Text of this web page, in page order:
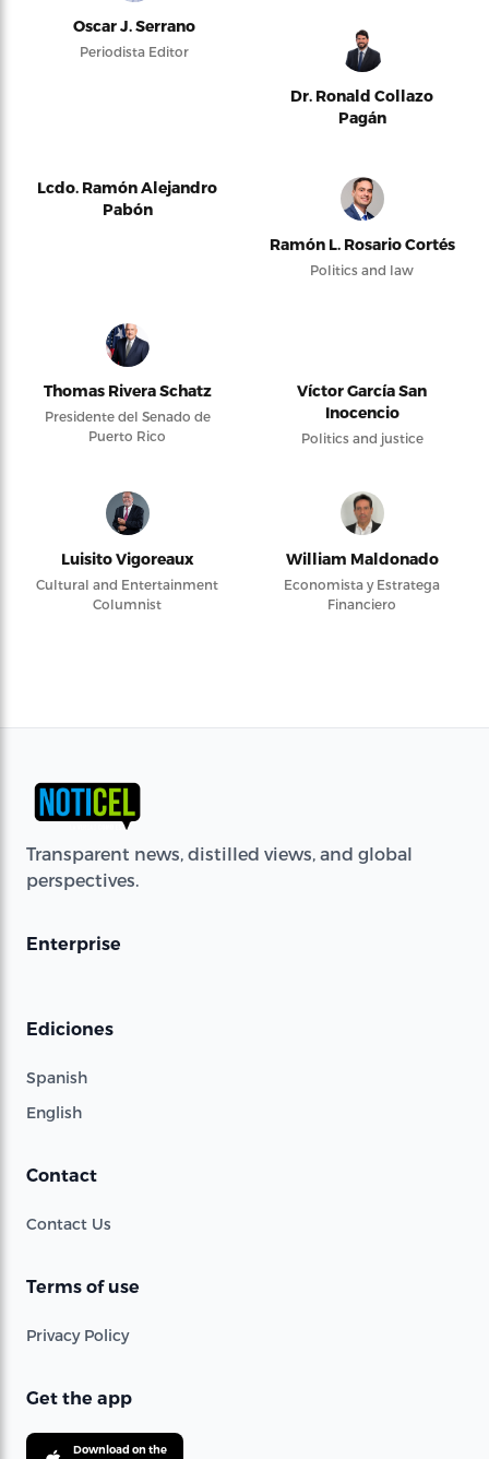
Oscar J. Serrano
Periodista Editor
Dr. Ronald Collazo
Pagán
Lcdo. Ramón Alejandro
Pabón
Ramón L. Rosario Cortés
Politics and law
Thomas Rivera Schatz
Presidente del Senado de
Puerto Rico
Víctor García San
Inocencio
Politics and justice
Luisito Vigoreaux
Cultural and Entertainment
Columnist
William Maldonado
Economista y Estratega
Financiero
Transparent news, distilled views, and global
perspectives.
Enterprise
Ediciones
Spanish
English
Contact
Contact Us
Terms of use
Privacy Policy
Get the app
Download on the